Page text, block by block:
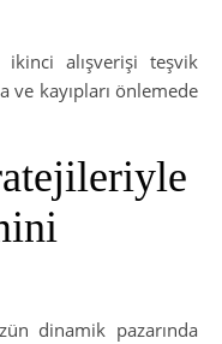
alışverişi teşvik
ve kayıpları önlemede
dinamik pazarında